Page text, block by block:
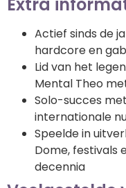
Extra
Actief sinds de
hardcore en
Lid van het
Mental Theo
Solo-succes
internationale
Speelde in
Dome, festivals
decennia